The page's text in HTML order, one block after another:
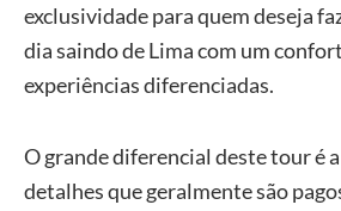
exclusividade para quem deseja
dia saindo de Lima com um
experiências diferenciadas.
O grande diferencial deste tour é
detalhes que geralmente são